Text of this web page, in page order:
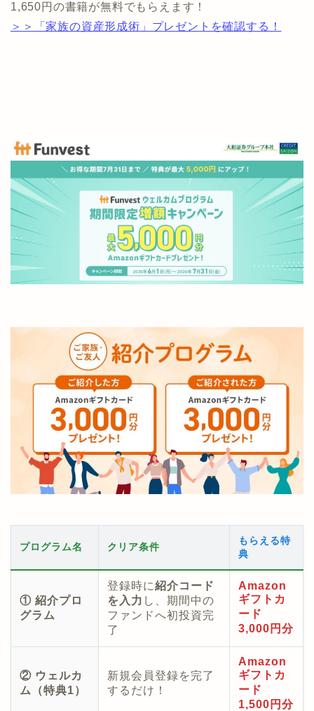
1,650円の書籍が無料でもらえます！
＞＞「家族の資産形成術」プレゼントを確認する！
プログラム名 クリア条件
もらえる特
典
① 紹介プロ
グラム
登録時に紹介コード
を入力 し、期間中の
ファンドへ初投資完
了
Amazon
ギフトカ
ード
3,000円分
② ウェルカ
ム（特典1）
新規会員登録を完了
するだけ！
Amazon
ギフトカ
ード
1,500円分